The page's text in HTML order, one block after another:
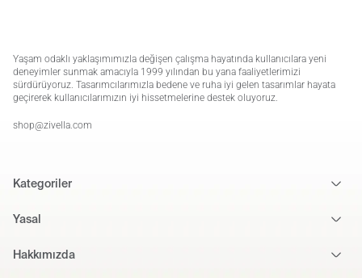
Yaşam odaklı yaklaşımımızla değişen çalışma hayatında kullanıcılara yeni
deneyimler sunmak amacıyla 1999 yılından bu yana faaliyetlerimizi
sürdürüyoruz. Tasarımcılarımızla bedene ve ruha iyi gelen tasarımlar hayata
geçirerek kullanıcılarımızın iyi hissetmelerine destek oluyoruz.
shop@zivella.com
Kategoriler
Yasal
Hakkımızda